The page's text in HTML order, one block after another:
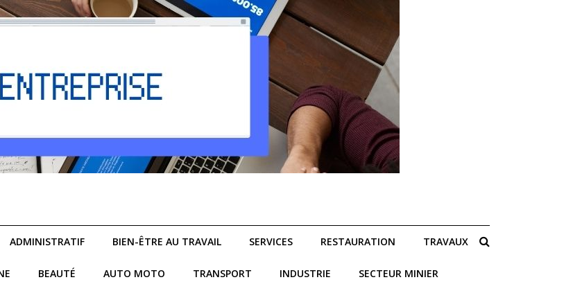
ADMINISTRATIF BIEN-ÊTRE AU TRAVAIL SERVICES RESTAURATION TRAVAUX
BEAUTÉ AUTO MOTO TRANSPORT INDUSTRIE SECTEUR MINIER